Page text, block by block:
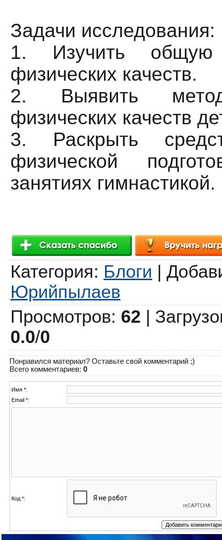
Задачи исследования:
1. Изучить общую
физических качеств.
2. Выявить
физических качеств
3. Раскрыть
физической
занятиях гимнастикой.
Категория: Блоги |
Юрийпылаев
Просмотров: 62 |
0.0/0
Понравился материал? Оставьте свой комментарий ;)
Всего комментариев: 0
Имя *:
Email *:
Код *: